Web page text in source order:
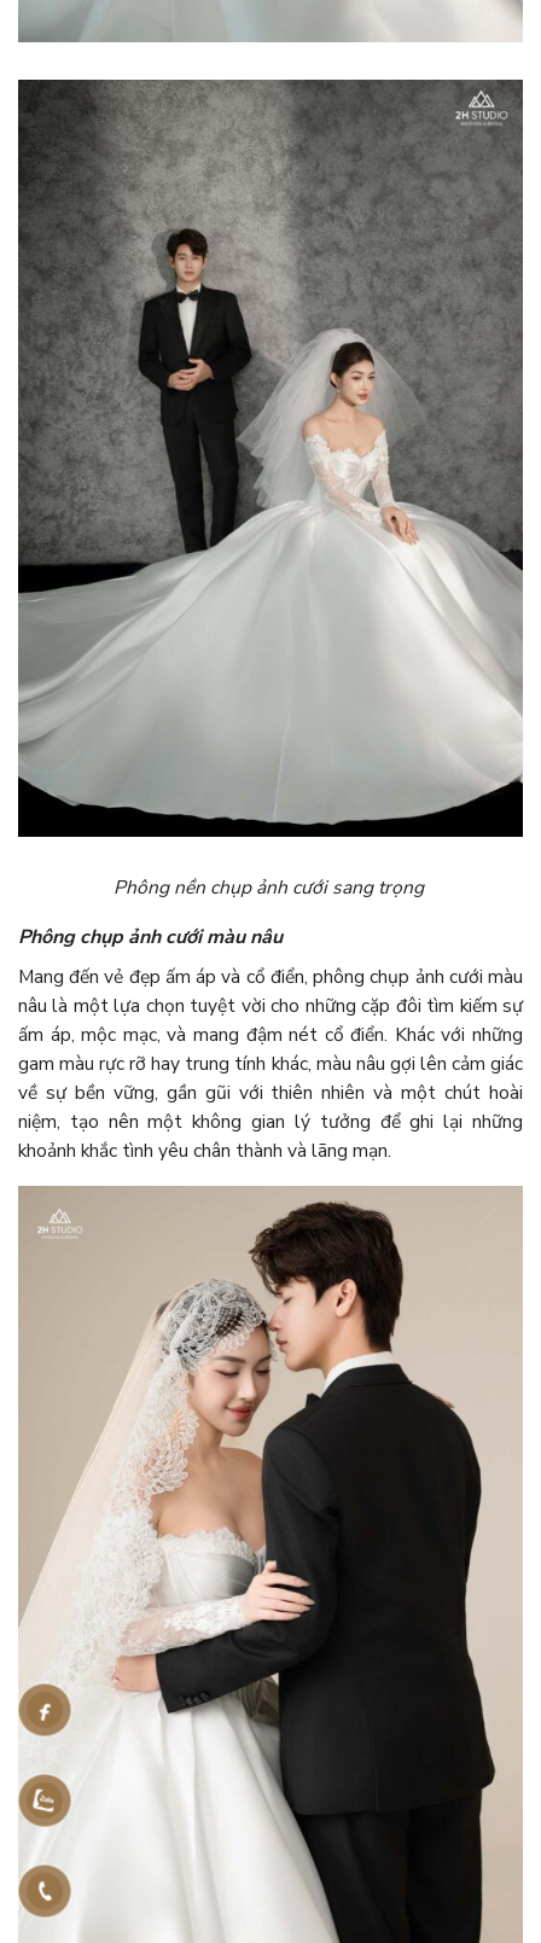
Phông nền chụp ảnh cưới sang trọng
Phông chụp ảnh cưới màu nâu
Mang đến vẻ đẹp ấm áp và cổ điển, phông chụp ảnh cưới màu
nâu là một lựa chọn tuyệt vời cho những cặp đôi tìm kiếm sự
ấm áp, mộc mạc, và mang đậm nét cổ điển. Khác với những
gam màu rực rỡ hay trung tính khác, màu nâu gợi lên cảm giác
về sự bền vững, gần gũi với thiên nhiên và một chút hoài
niệm, tạo nên một không gian lý tưởng để ghi lại những
khoảnh khắc tình yêu chân thành và lãng mạn.